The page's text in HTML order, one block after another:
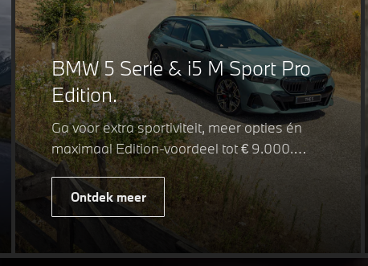
BMW 5 Serie & i5 M Sport Pro
Edition.
Ga voor extra sportiviteit, meer opties én
maximaal Edition-voordeel tot € 9.000.
Fiscaal leverbaar vanaf € 75.347. Met de
BMW 5 Serie & i5 M Sport Pro Edition kiest
u voor een rijk uitgeruste uitvoering waarin
juist de details het verschil maken. De
details die ervoor zorgen dat u nog één
Ontdek meer